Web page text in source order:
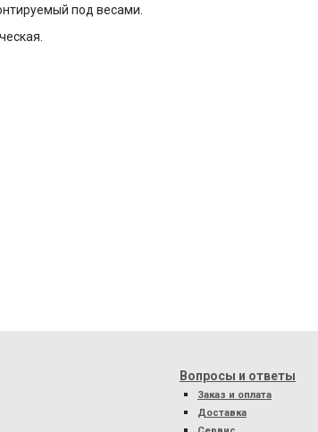
под весами.
Вопросы и ответы
Заказ и оплата
Доставка